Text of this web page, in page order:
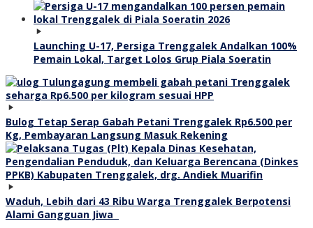
Launching U-17, Persiga Trenggalek Andalkan 100%
Pemain Lokal, Target Lolos Grup Piala Soeratin
Bulog Tetap Serap Gabah Petani Trenggalek Rp6.500 per
Kg, Pembayaran Langsung Masuk Rekening
Waduh, Lebih dari 43 Ribu Warga Trenggalek Berpotensi
Alami Gangguan Jiwa